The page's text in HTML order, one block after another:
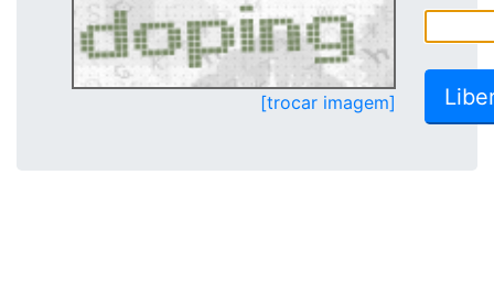
[trocar imagem]